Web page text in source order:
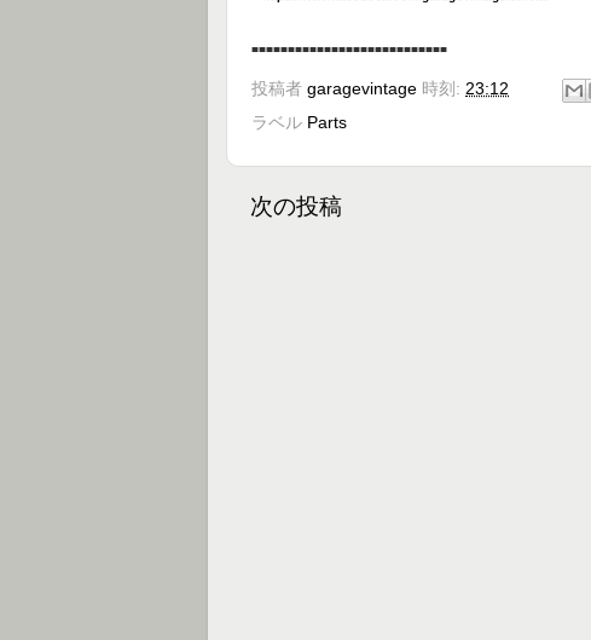
■■■■■■■■■■■■■■■■■■■■■■■■■■■
投稿者 garagevintage 時刻: 23:12
ラベル Parts
次の投稿